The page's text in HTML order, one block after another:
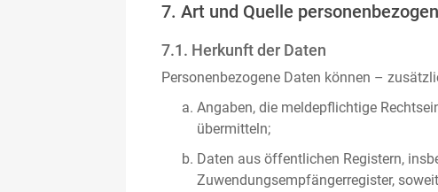
7. Art und Quelle
7.1. Herkunft der Daten
Personenbezogene Daten können –
Angaben, die meldepflichtige
übermitteln;
Daten aus öffentlichen Registern,
Zuwendungsempfängerregister,